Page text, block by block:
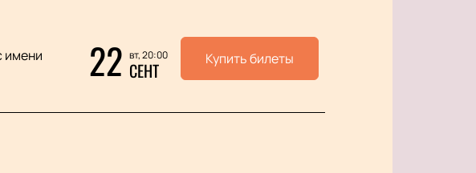
имени
22 вт, 20:00
СЕНТ Купить билеты